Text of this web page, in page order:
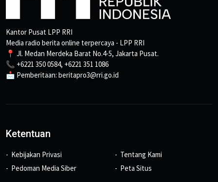
Kantor Pusat LPP RRI
Media radio berita online terpercaya - LPP RRI
📍 Jl. Medan Merdeka Barat No.4-5, Jakarta Pusat.
📞 +6221 350 0584, +6221 351 1086
📩 Pemberitaan: beritapro3@rri.go.id
Ketentuan
Kebijakan Privasi
Pedoman Media Siber
Tentang Kami
Peta Situs